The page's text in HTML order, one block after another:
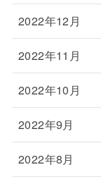
2022年12月
2022年11月
2022年10月
2022年9月
2022年8月